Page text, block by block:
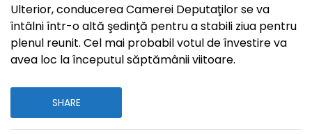
Ulterior, conducerea Camerei Deputaţilor se va
întâlni într-o altă şedinţă pentru a stabili ziua pentru
plenul reunit. Cel mai probabil votul de învestire va
avea loc la începutul săptămânii viitoare.
SHARE